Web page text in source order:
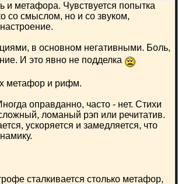
и метафора. Чувствуется попытка
со смыслом, но и со звуком,
в основном негативными. Боль,
И это явно не подделка
метафор и рифм.
оправданно, часто - нет. Стихи
ломаный рэп или речитатив.
ускоряется и замедляется, что
сталкивается столько метафор,